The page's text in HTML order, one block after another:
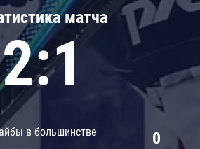
матча
2:1
в большинстве 0